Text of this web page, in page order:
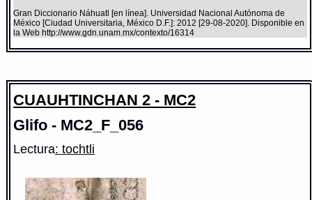
Gran Diccionario Náhuatl [en línea]. Universidad Nacional Autónoma de
México [Ciudad Universitaria, México D.F.]: 2012 [29-08-2020]. Disponible en
la Web http://www.gdn.unam.mx/contexto/16314
CUAUHTINCHAN 2 - MC2
Glifo - MC2_F_056
Lectura: tochtli